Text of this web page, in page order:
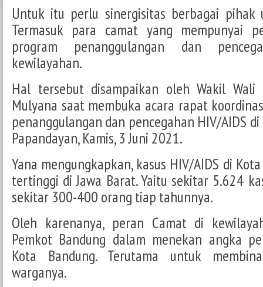
Untuk itu perlu sinergisitas berbagai pihak
Termasuk para camat yang mempunyai
program penanggulangan dan
kewilayahan.
Hal tersebut disampaikan oleh Wakil Wali
Mulyana saat membuka acara rapat
penanggulangan dan pencegahan HIV/AIDS
Papandayan, Kamis, 3 Juni 2021.
Yana mengungkapkan, kasus HIV/AIDS di
tertinggi di Jawa Barat. Yaitu sekitar 5.624
sekitar 300-400 orang tiap tahunnya.
Oleh karenanya, peran Camat di
Pemkot Bandung dalam menekan angka
Kota Bandung. Terutama untuk
warganya.